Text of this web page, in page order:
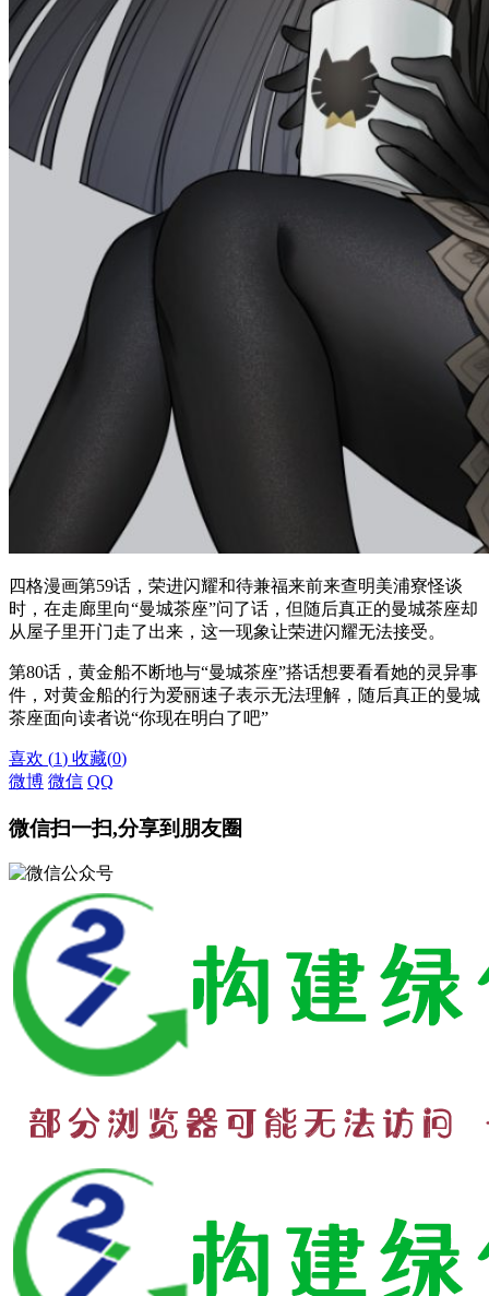
四格漫画第59话，荣进闪耀和待兼福来前来查明美浦寮怪谈
时，在走廊里向“曼城茶座”问了话，但随后真正的曼城茶座却
从屋子里开门走了出来，这一现象让荣进闪耀无法接受。
第80话，黄金船不断地与“曼城茶座”搭话想要看看她的灵异事
件，对黄金船的行为爱丽速子表示无法理解，随后真正的曼城
茶座面向读者说“你现在明白了吧”
喜欢 (1) 收藏(0)
微博 微信 QQ
微信扫一扫,分享到朋友圈